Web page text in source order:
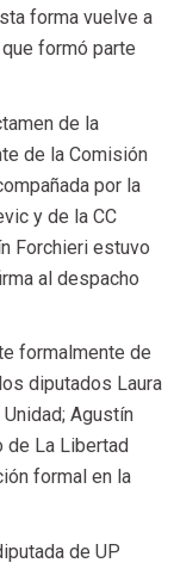
forma vuelve a
formó parte
de la
de la Comisión
por la
y de la CC
Forchieri estuvo
al despacho
formalmente de
diputados Laura
⁠Agustín
de La Libertad
formal en la
de UP